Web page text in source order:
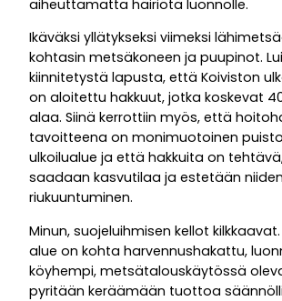
aiheuttamatta häiriötä luonnolle.
Ikäväksi yllätykseksi viimeksi
kohtasin metsäkoneen ja puupinot.
kiinnitetystä lapusta, että Koiviston
on aloitettu hakkuut, jotka koskevat
alaa. Siinä kerrottiin myös, että
tavoitteena on monimuotoinen
ulkoilualue ja että hakkuita on
saadaan kasvutilaa ja estetään niiden
riukuuntuminen.
Minun, suojeluihmisen kellot
alue on kohta harvennushakattu,
köyhempi, metsätalouskäytössä
pyritään keräämään tuottoa